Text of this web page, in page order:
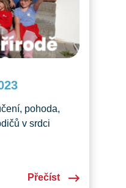
pohoda,
v srdci
školy Luzern.
PARÁDA!
Přečíst